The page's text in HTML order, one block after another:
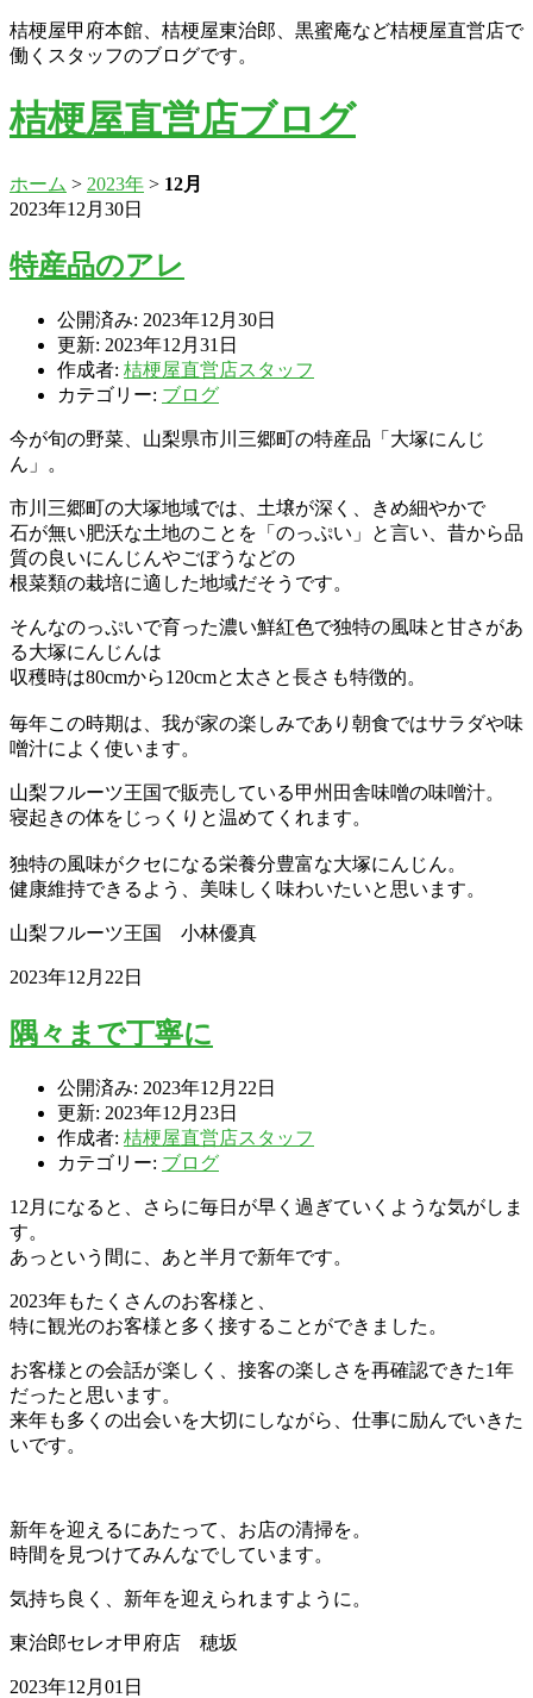
桔梗屋甲府本館、桔梗屋東治郎、黒蜜庵など桔梗屋直営店で
働くスタッフのブログです。
桔梗屋直営店ブログ
ホーム > 2023年 > 12月
2023年12月30日
特産品のアレ
公開済み: 2023年12月30日
更新: 2023年12月31日
作成者: 桔梗屋直営店スタッフ
カテゴリー: ブログ
今が旬の野菜、山梨県市川三郷町の特産品「大塚にんじ
ん」。
市川三郷町の大塚地域では、土壌が深く、きめ細やかで
石が無い肥沃な土地のことを「のっぷい」と言い、昔から品
質の良いにんじんやごぼうなどの
根菜類の栽培に適した地域だそうです。
そんなのっぷいで育った濃い鮮紅色で独特の風味と甘さがあ
る大塚にんじんは
収穫時は80cmから120cmと太さと長さも特徴的。
毎年この時期は、我が家の楽しみであり朝食ではサラダや味
噌汁によく使います。
山梨フルーツ王国で販売している甲州田舎味噌の味噌汁。
寝起きの体をじっくりと温めてくれます。
独特の風味がクセになる栄養分豊富な大塚にんじん。
健康維持できるよう、美味しく味わいたいと思います。
山梨フルーツ王国 小林優真
2023年12月22日
隅々まで丁寧に
公開済み: 2023年12月22日
更新: 2023年12月23日
作成者: 桔梗屋直営店スタッフ
カテゴリー: ブログ
12月になると、さらに毎日が早く過ぎていくような気がしま
す。
あっという間に、あと半月で新年です。
2023年もたくさんのお客様と、
特に観光のお客様と多く接することができました。
お客様との会話が楽しく、接客の楽しさを再確認できた1年
だったと思います。
来年も多くの出会いを大切にしながら、仕事に励んでいきた
いです。
新年を迎えるにあたって、お店の清掃を。
時間を見つけてみんなでしています。
気持ち良く、新年を迎えられますように。
東治郎セレオ甲府店 穂坂
2023年12月01日